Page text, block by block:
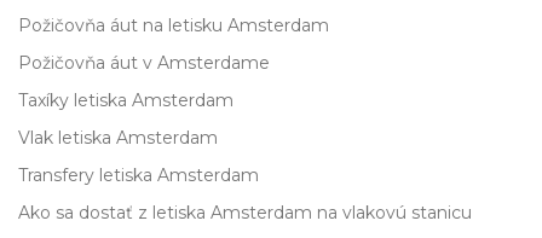
Požičovňa áut na letisku Amsterdam
Požičovňa áut v Amsterdame
Taxíky letiska Amsterdam
Vlak letiska Amsterdam
Transfery letiska Amsterdam
Ako sa dostať z letiska Amsterdam na vlakovú stanicu